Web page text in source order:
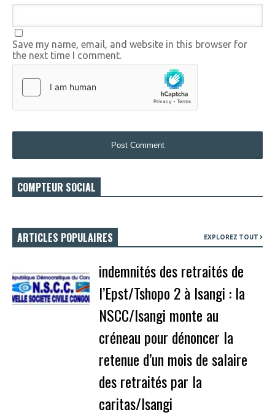
Save my name, email, and website in this browser for
the next time I comment.
COMPTEUR SOCIAL
ARTICLES POPULAIRES EXPLOREZ TOUT
indemnités des retraités de
l’Epst/Tshopo 2 à Isangi : la
NSCC/Isangi monte au
créneau pour dénoncer la
retenue d’un mois de salaire
des retraités par la
caritas/Isangi